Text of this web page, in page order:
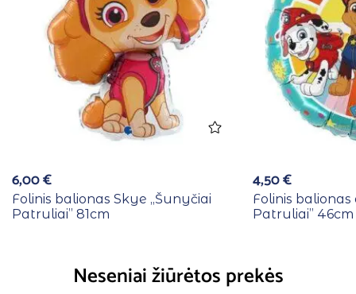
6,00€
Folinis balionas Skye ,,Šunyčiai
Patruliai” 81cm
4,50€
Folinis
Patruliai” 46cm
Neseniai žiūrėtos prekės